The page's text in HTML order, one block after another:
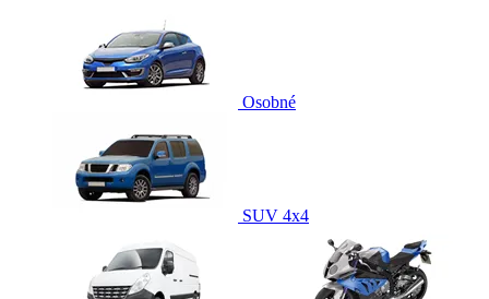
Osobné
SUV 4x4